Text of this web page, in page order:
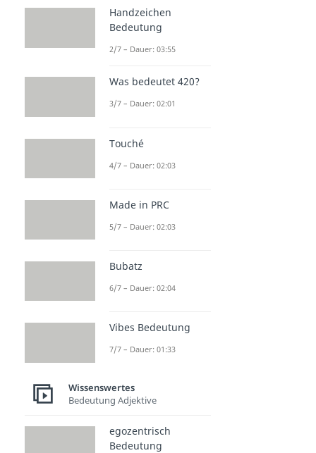
Handzeichen
Bedeutung
2/7 – Dauer: 03:55
Was bedeutet 420?
3/7 – Dauer: 02:01
Touché
4/7 – Dauer: 02:03
Made in PRC
5/7 – Dauer: 02:03
Bubatz
6/7 – Dauer: 02:04
Vibes Bedeutung
7/7 – Dauer: 01:33
Wissenswertes
Bedeutung Adjektive
egozentrisch
Bedeutung